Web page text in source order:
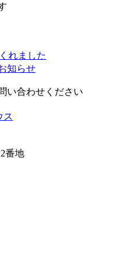
れました
知らせ
い合わせください
ス
番地